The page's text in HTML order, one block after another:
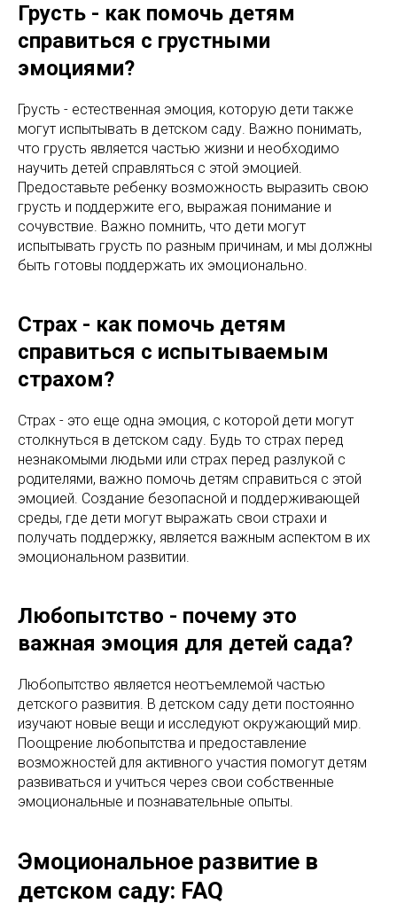
Грусть - как помочь детям
справиться с грустными
эмоциями?
Грусть - естественная эмоция, которую дети также
могут испытывать в детском саду. Важно понимать,
что грусть является частью жизни и необходимо
научить детей справляться с этой эмоцией.
Предоставьте ребенку возможность выразить свою
грусть и поддержите его, выражая понимание и
сочувствие. Важно помнить, что дети могут
испытывать грусть по разным причинам, и мы должны
быть готовы поддержать их эмоционально.
Страх - как помочь детям
справиться с испытываемым
страхом?
Страх - это еще одна эмоция, с которой дети могут
столкнуться в детском саду. Будь то страх перед
незнакомыми людьми или страх перед разлукой с
родителями, важно помочь детям справиться с этой
эмоцией. Создание безопасной и поддерживающей
среды, где дети могут выражать свои страхи и
получать поддержку, является важным аспектом в их
эмоциональном развитии.
Любопытство - почему это
важная эмоция для детей сада?
Любопытство является неотъемлемой частью
детского развития. В детском саду дети постоянно
изучают новые вещи и исследуют окружающий мир.
Поощрение любопытства и предоставление
возможностей для активного участия помогут детям
развиваться и учиться через свои собственные
эмоциональные и познавательные опыты.
Эмоциональное развитие в
детском саду: FAQ